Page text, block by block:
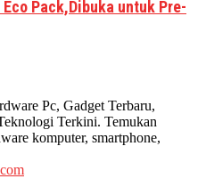
Eco Pack,Dibuka untuk Pre-
Pc, Gadget Terbaru,
Terkini. Temukan
komputer, smartphone,